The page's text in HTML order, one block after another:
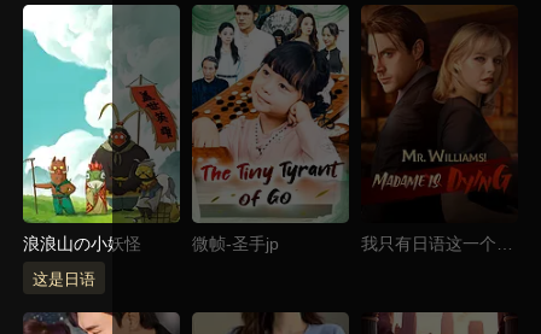
浪浪山の小妖怪
这是日语
微帧-圣手jp
我只有日语这一个语